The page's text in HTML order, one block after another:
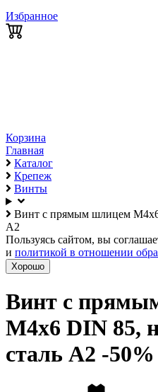
Избранное
Корзина
Главная
Каталог
Крепеж
Винты
Винт с прямым шлицем
А2
Пользуясь сайтом, вы
и политикой в отношении
Хорошо
Винт с
М4х6 DIN 85,
сталь А2